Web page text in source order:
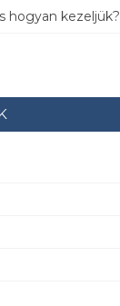
hogyan kezeljük?